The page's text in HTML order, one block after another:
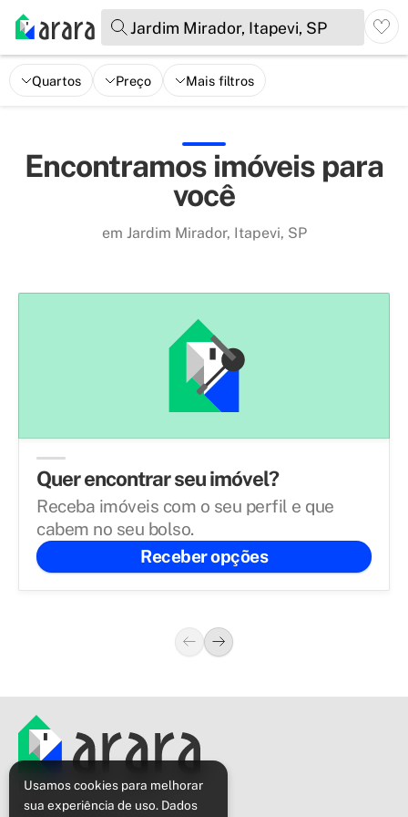
Jardim Mirador, Itapevi, SP
Quartos Preço Mais filtros
Encontramos imóveis para
você
em Jardim Mirador, Itapevi, SP
Quer encontrar seu imóvel?
Receba imóveis com o seu perfil e que
cabem no seu bolso.
Receber opções
Política de privacidade
Sobre o Arara
Usamos cookies para melhorar
sua experiência de uso. Dados